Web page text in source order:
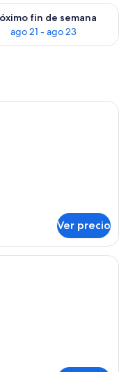
semana ago 14 -
fin de semana
ago 21 - ago 23
la disponibilidad
de hotel con una cama
Ver precio
de hotel con dos camas,